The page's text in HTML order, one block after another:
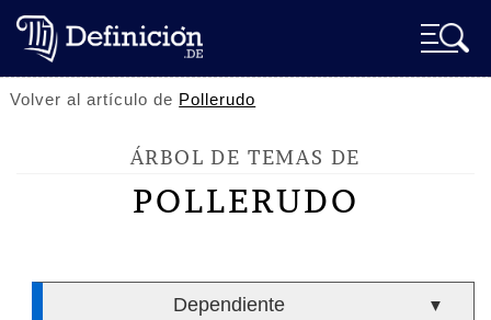
Volver al artículo de Pollerudo
ÁRBOL DE TEMAS DE
POLLERUDO
Dependiente ▼